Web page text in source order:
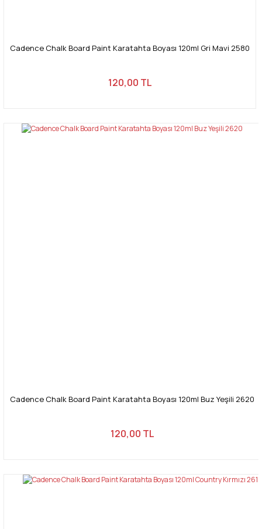
Cadence Chalk Board Paint Karatahta Boyası 120ml Gri Mavi 2580
120,00 TL
Cadence Chalk Board Paint Karatahta Boyası 120ml Buz Yeşili 2620
120,00 TL